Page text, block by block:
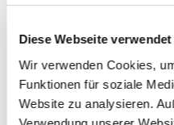
Diese Webseite
Wir verwenden Cookies,
Funktionen für soziale
Website zu analysieren.
sich die Mitglieder einmal
zu sprechen. Diese
festgehalten und müssen
Versammlung kann